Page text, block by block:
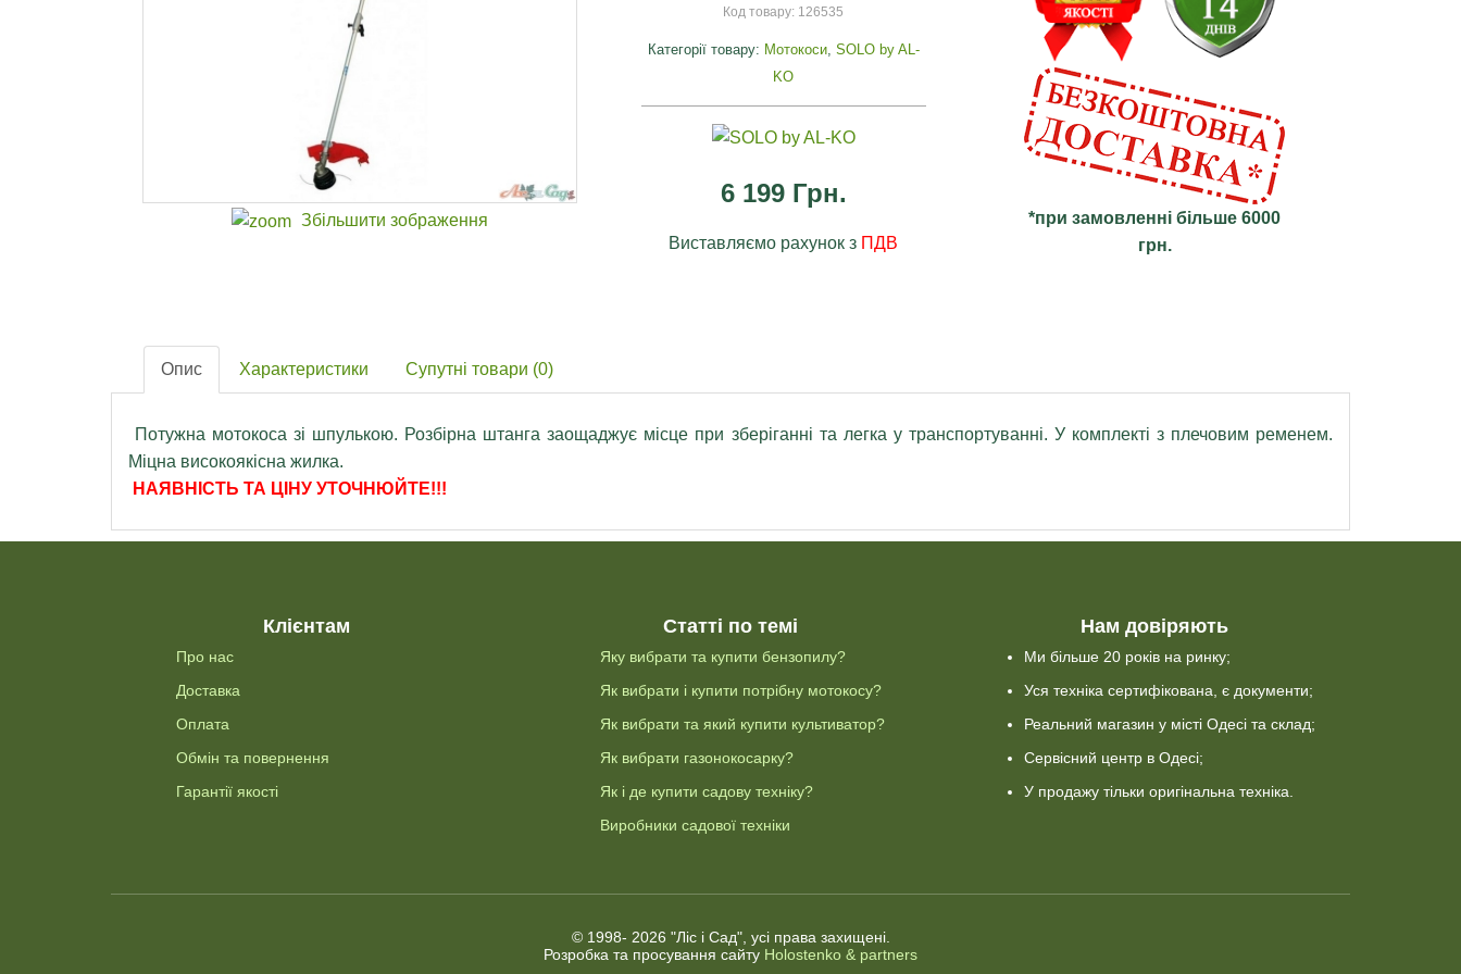
Збільшити зображення
Код товару: 126535
Категорії товару: Мотокоси, SOLO by AL-
KO
6 199 Грн.
Виставляємо рахунок з ПДВ
*при замовленні більше 6000
грн.
Опис Характеристики Супутні товари (0)
Потужна мотокоса зі шпулькою. Розбірна штанга заощаджує місце при зберіганні та легка у транспортуванні. У комплекті з плечовим ременем.
Міцна високоякісна жилка.
НАЯВНІСТЬ ТА ЦІНУ УТОЧНЮЙТЕ!!!
Клієнтам
Про нас
Доставка
Оплата
Обмін та повернення
Гарантії якості
Статті по темі
Яку вибрати та купити бензопилу?
Як вибрати і купити потрібну мотокосу?
Як вибрати та який купити культиватор?
Як вибрати газонокосарку?
Як і де купити садову техніку?
Виробники садової техніки
Нам довіряють
Ми більше 20 років на ринку;
Уся техніка сертифікована, є документи;
Реальний магазин у місті Одесі та склад;
Сервісний центр в Одесі;
У продажу тільки оригінальна техніка.
© 1998- 2026 "Ліс і Сад", усі права захищені.
Розробка та просування сайту Holostenko & partners